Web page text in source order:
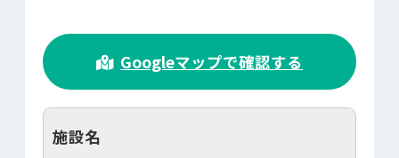
Googleマップで確認する
施設名